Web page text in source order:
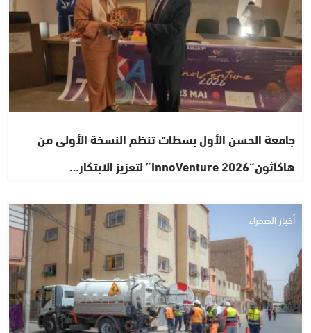
جامعة الحسن الأول بسطات تنظم النسخة الأولى من
هاكاثون“InnoVenture 2026” لتعزيز الابتكار…
أخبار الصحراء